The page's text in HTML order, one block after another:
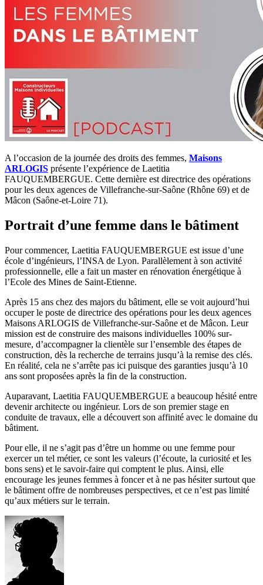
A l’occasion de la journée des droits des femmes, Maisons
ARLOGIS présente l’expérience de Laetitia
FAUQUEMBERGUE. Cette dernière est directrice des opérations
pour les deux agences de Villefranche-sur-Saône (Rhône 69) et de
Mâcon (Saône-et-Loire 71).
Portrait d’une femme dans le bâtiment
Pour commencer, Laetitia FAUQUEMBERGUE est issue d’une
école d’ingénieurs, l’INSA de Lyon. Parallèlement à son activité
professionnelle, elle a fait un master en rénovation énergétique à
l’Ecole des Mines de Saint-Etienne.
Après 15 ans chez des majors du bâtiment, elle se voit aujourd’hui
occuper le poste de directrice des opérations pour les deux agences
Maisons ARLOGIS de Villefranche-sur-Saône et de Mâcon. Leur
mission est de construire des maisons individuelles 100% sur-
mesure, d’accompagner la clientèle sur l’ensemble des étapes de
construction, dès la recherche de terrains jusqu’à la remise des clés.
En réalité, cela ne s’arrête pas ici puisque des garanties jusqu’à 10
ans sont proposées après la fin de la construction.
Auparavant, Laetitia FAUQUEMBERGUE a beaucoup hésité entre
devenir architecte ou ingénieur. Lors de son premier stage en
conduite de travaux, elle a découvert son affinité avec le domaine du
bâtiment.
Pour elle, il ne s’agit pas d’être un homme ou une femme pour
exercer un tel métier, ce sont les valeurs (l’écoute, la curiosité et les
bons sens) et le savoir-faire qui comptent le plus. Ainsi, elle
encourage les jeunes femmes à foncer et à ne pas hésiter surtout que
le bâtiment offre de nombreuses perspectives, et ce n’est pas limité
qu’aux métiers sur le terrain.